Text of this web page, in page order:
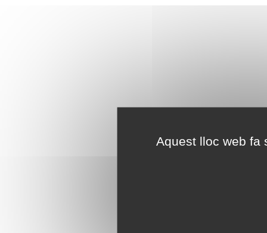
Aquest lloc web fa